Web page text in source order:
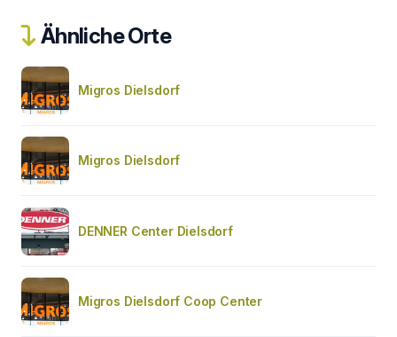
Ähnliche Orte
Migros Dielsdorf
Migros Dielsdorf
DENNER Center Dielsdorf
Migros Dielsdorf Coop Center